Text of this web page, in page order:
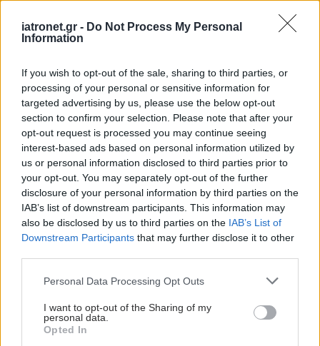
iatronet.gr - Do Not Process My Personal
Information
If you wish to opt-out of the sale, sharing to third parties, or
processing of your personal or sensitive information for
targeted advertising by us, please use the below opt-out
section to confirm your selection. Please note that after your
opt-out request is processed you may continue seeing
interest-based ads based on personal information utilized by
us or personal information disclosed to third parties prior to
your opt-out. You may separately opt-out of the further
disclosure of your personal information by third parties on the
IAB’s list of downstream participants. This information may
also be disclosed by us to third parties on the IAB’s List of
Downstream Participants that may further disclose it to other
Please note that this website/app uses one or more Google
not limited to your visit or usage behaviour. You may click to
grant or deny consent to Google and its third-party tags to
use your data for below specified purposes in below Google
Personal Data Processing Opt Outs
I want to opt-out of the Sharing of my
personal data.
Opted In
Αδ. Γεωργιάδης στη Ρόδο: ''Σε ενάμιση χρόνο, το
νοσοκομείο θα είναι καινούργιο''- 'Αμεσα μέτρα
προσωπικού
Δίαιτα vegan χαμηλών λιπαρών βοηθά στην
απώλεια βάρους χωρίς να μειώνεται η ποσότητα
του φαγητού [μελέτη]
#TAGS
Χρόνια κόπωση
shares